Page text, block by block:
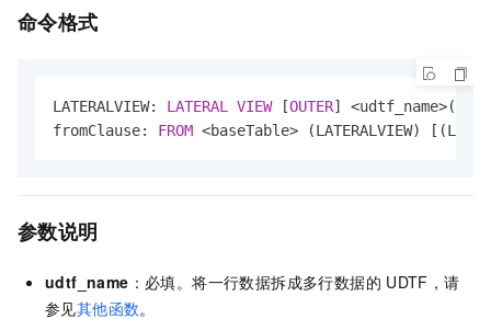
命令格式
LATERALVIEW: LATERAL VIEW [OUTER] <udtf_name>(
fromClause: FROM <baseTable> (LATERALVIEW)
参数说明
udtf_name ：必填。将一行数据拆成多行数据的 UDTF，请
参见其他函数。